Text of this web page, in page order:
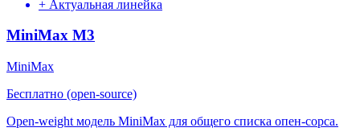
+ Актуальная линейка
MiniMax M3
MiniMax
Бесплатно (open-source)
Open-weight модель MiniMax для общего списка опен-сорса.